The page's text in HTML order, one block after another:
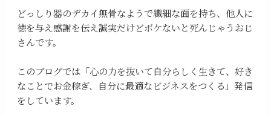
どっしり器のデカイ無骨なようで繊細な面を持ち、他人に
徳を与え感謝を伝え誠実だけどボケないと死んじゃうおじ
さんです。
このブログでは「心の力を抜いて自分らしく生きて、好き
なことでお金稼ぎ、自分に最適なビジネスをつくる」発信
をしています。